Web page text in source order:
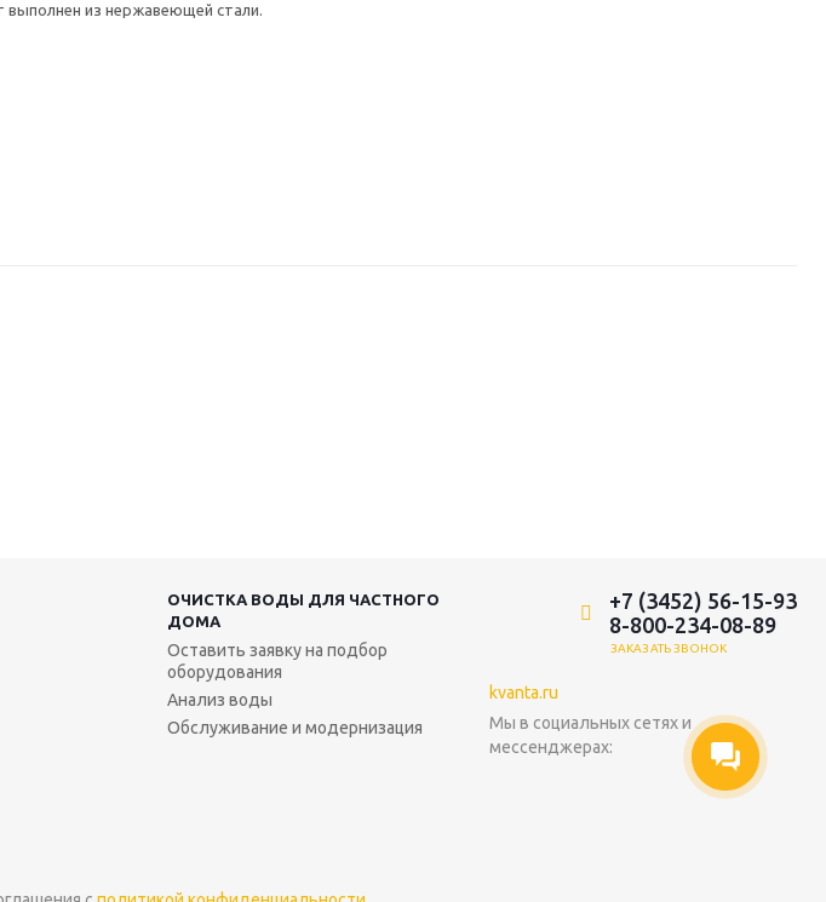
выполнен из нержавеющей стали.
ОЧИСТКА ВОДЫ ДЛЯ ЧАСТНОГО
ДОМА
Оставить заявку на подбор
оборудования
Анализ воды
Обслуживание и модернизация
+7 (3452) 56-15-93
8-800-234-08-89
ЗАКАЗАТЬ ЗВОНОК
kvanta.ru
Мы в социальных сетях и
мессенджерах: